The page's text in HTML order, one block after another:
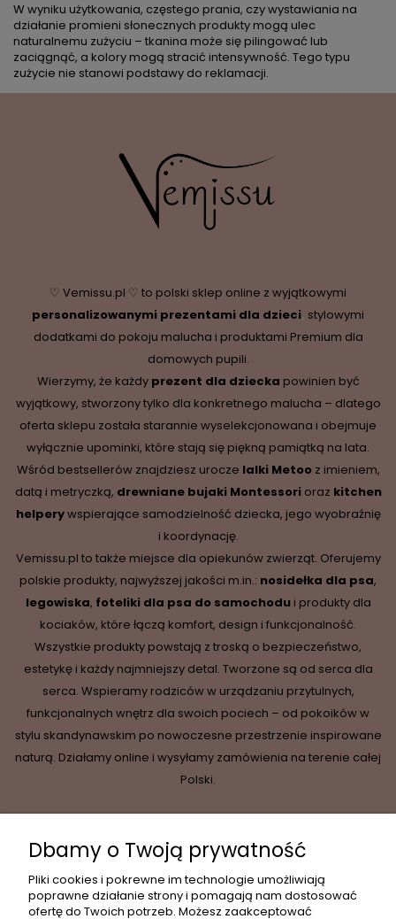
W wyniku użytkowania, częstego prania, czy wystawiania na
działanie promieni słonecznych produkty mogą ulec
naturalnemu zużyciu – tkanina może się pilingować lub
zaciągnąć, a kolory mogą stracić intensywność. Tego typu
zużycie nie stanowi podstawy do reklamacji.
♡ Vemissu.pl ♡ to polski sklep online z wyjątkowymi
personalizowanymi prezentami dla dzieci, stylowymi
dodatkami do pokoju malucha i produktami Premium dla
domowych pupili.
Wierzymy, że każdy prezent dla dziecka powinien być
wyjątkowy, stworzony tylko dla konkretnego malucha – dlatego
oferta sklepu została starannie wyselekcjonowana i obejmuje
wyłącznie upominki, które stają się piękną pamiątką na lata.
Wśród bestsellerów znajdziesz urocze lalki Metoo z imieniem,
datą i metryczką, drewniane bujaki Montessorioraz kitchen
helperywspierające samodzielność dziecka, jego wyobraźnię
i koordynację.
Vemissu.pl to także miejsce dla opiekunów zwierząt. Oferujemy
polskie produkty, najwyższej jakości m.in.: nosidełka dla psa,
legowiska, foteliki dla psa do samochodui produkty dla
kociaków, które łączą komfort, design i funkcjonalność.
Wszystkie produkty powstają z troską o bezpieczeństwo,
estetykę i każdy najmniejszy detal. Tworzone są od serca dla
serca. Wspieramy rodziców w urządzaniu przytulnych,
funkcjonalnych wnętrz dla swoich pociech – od pokoików w
stylu skandynawskim po nowoczesne przestrzenie inspirowane
naturą. Działamy online i wysyłamy zamówienia na terenie całej
Polski.
INFORMACJE
Dbamy o Twoją prywatność
Pliki cookies i pokrewne im technologie umożliwiają
poprawne działanie strony i pomagają nam dostosować
ofertę do Twoich potrzeb. Możesz zaakceptować